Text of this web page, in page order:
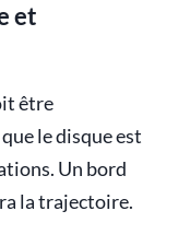
et
être
le disque est
Un bord
la trajectoire.